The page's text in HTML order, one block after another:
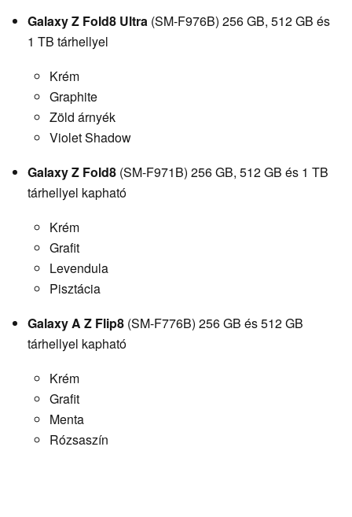
Galaxy Z Fold8 Ultra (SM-F976B) 256 GB, 512 GB és
1 TB tárhellyel
Krém
Graphite
Zöld árnyék
Violet Shadow
Galaxy Z Fold8 (SM-F971B) 256 GB, 512 GB és 1 TB
tárhellyel kapható
Krém
Grafit
Levendula
Pisztácia
Galaxy A Z Flip8 (SM-F776B) 256 GB és 512 GB
tárhellyel kapható
Krém
Grafit
Menta
Rózsaszín